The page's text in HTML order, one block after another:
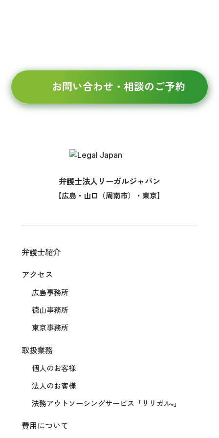
お問い合わせ・相談のご予約
弁護士法人リーガルジャパン
【広島・山口（周南市）・東京】
弁護士紹介
アクセス
広島事務所
徳山事務所
東京事務所
取扱業務
個人のお客様
法人のお客様
法務アウトソーシングサービス 「リリガル® 」
費用について